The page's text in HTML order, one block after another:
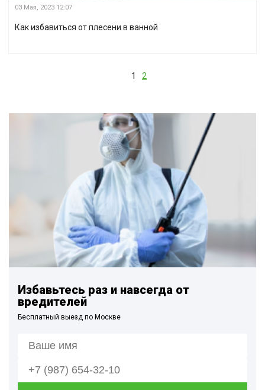
03 Мая, 2023 12:07
Как избавиться от плесени в ванной
1 2
Избавьтесь раз и навсегда от
вредителей
Бесплатный выезд по Москве